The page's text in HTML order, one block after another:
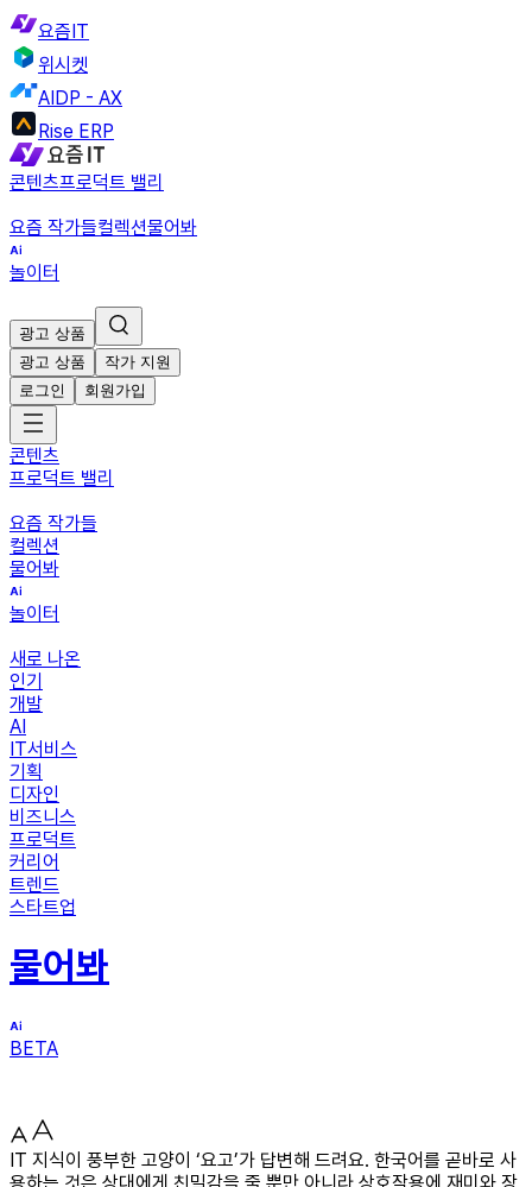
요즘IT
위시켓
AIDP - AX
Rise ERP
콘텐츠프로덕트 밸리
요즘 작가들컬렉션물어봐
놀이터
광고 상품
광고 상품
작가 지원
로그인
회원가입
콘텐츠
프로덕트 밸리
요즘 작가들
컬렉션
물어봐
놀이터
새로 나온
인기
개발
AI
IT서비스
기획
디자인
비즈니스
프로덕트
커리어
트렌드
스타트업
물어봐
BETA
IT 지식이 풍부한 고양이 ‘요고’가 답변해 드려요. 한국어를 곧바로 사